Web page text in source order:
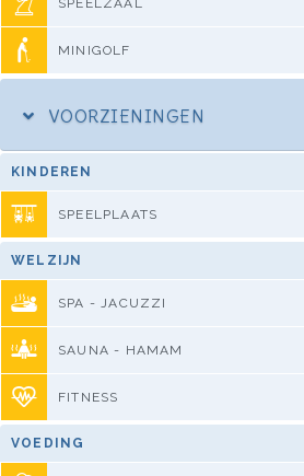
SPEELZAAL
MINIGOLF
VOORZIENINGEN
KINDEREN
SPEELPLAATS
WELZIJN
SPA - JACUZZI
SAUNA - HAMAM
FITNESS
VOEDING